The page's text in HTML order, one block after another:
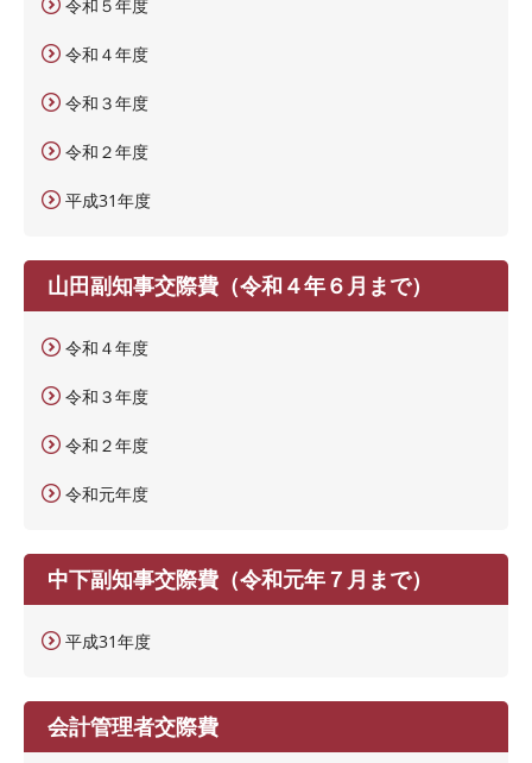
令和５年度
令和４年度
令和３年度
令和２年度
平成31年度
山田副知事交際費（令和４年６月まで）
令和４年度
令和３年度
令和２年度
令和元年度
中下副知事交際費（令和元年７月まで）
平成31年度
会計管理者交際費